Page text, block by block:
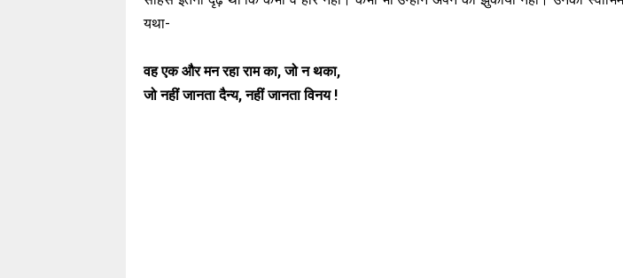
यथा-
वह एक और मन रहा राम का, जो न थका,
जो नहीं जानता दैन्य, नहीं जानता विनय !